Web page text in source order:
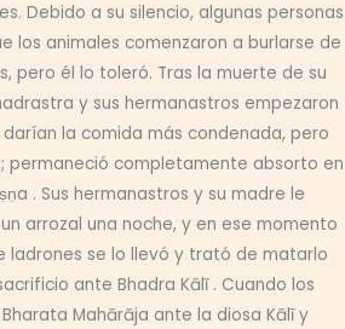
Debido a su silencio, algunas personas
los animales comenzaron a burlarse de
pero él lo toleró. Tras la muerte de su
y sus hermanastros empezaron
la comida más condenada, pero
permaneció completamente absorto en
. Sus hermanastros y su madre le
arrozal una noche, y en ese momento
ladrones se lo llevó y trató de matarlo
ante Bhadra Kālī . Cuando los
Mahārāja ante la diosa Kālī y